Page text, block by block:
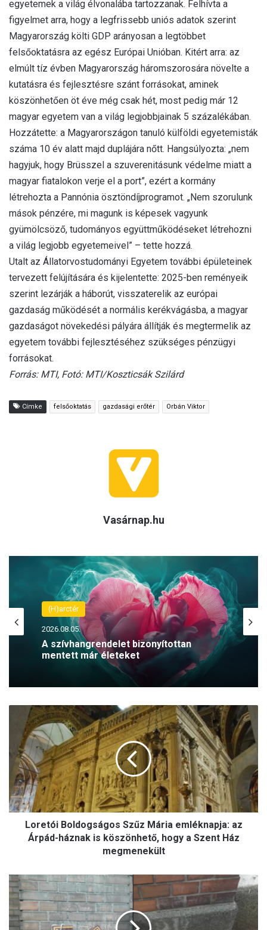
egyetemek a világ élvonalába tartozzanak. Felhívta a
figyelmet arra, hogy a legfrissebb uniós adatok szerint
Magyarország költi GDP arányosan a legtöbbet
felsőoktatásra az egész Európai Unióban. Kitért arra: az
elmúlt tíz évben Magyarország háromszorosára növelte a
kutatásra és fejlesztésre szánt forrásokat, aminek
köszönhetően öt éve még csak hét, most pedig már 12
magyar egyetem van a világ legjobbjainak 5 százalékában.
Hozzátette: a Magyarországon tanuló külföldi egyetemisták
száma 10 év alatt majd duplájára nőtt. Hangsúlyozta: „nem
hagyjuk, hogy Brüsszel a szuverenitásunk védelme miatt a
magyar fiatalokon verje el a port”, ezért a kormány
létrehozta a Pannónia ösztöndíjprogramot. „Nem szorulunk
mások pénzére, mi magunk is képesek vagyunk
gyümölcsöző, tudományos együttműködéseket létrehozni
a világ legjobb egyetemeivel” – tette hozzá.
Utalt az Állatorvostudományi Egyetem további épületeinek
tervezett felújítására és kijelentette: 2025-ben reményeik
szerint lezárják a háborút, visszaterelik az európai
gazdaság működését a normális kerékvágásba, a magyar
gazdaságot növekedési pályára állítják és megtermelik az
egyetem további fejlesztéséhez szükséges pénzügyi
forrásokat.
Forrás: MTI, Fotó: MTI/Koszticsák Szilárd
Címke felsőoktatás gazdasági erőtér Orbán Viktor
Vasárnap.hu
(H)arctér
2026.08.05.
A szívhangrendelet bizonyítottan
mentett már életeket
B
o
s
á
g
o
s
Loretói Boldogságos Szűz Mária emléknapja: az
Árpád-háznak is köszönhető, hogy a Szent Ház
megmenekült
M
e
g
g